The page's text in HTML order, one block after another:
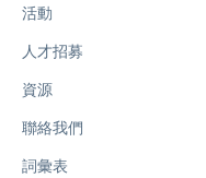
活動
人才招募
資源
聯絡我們
詞彙表